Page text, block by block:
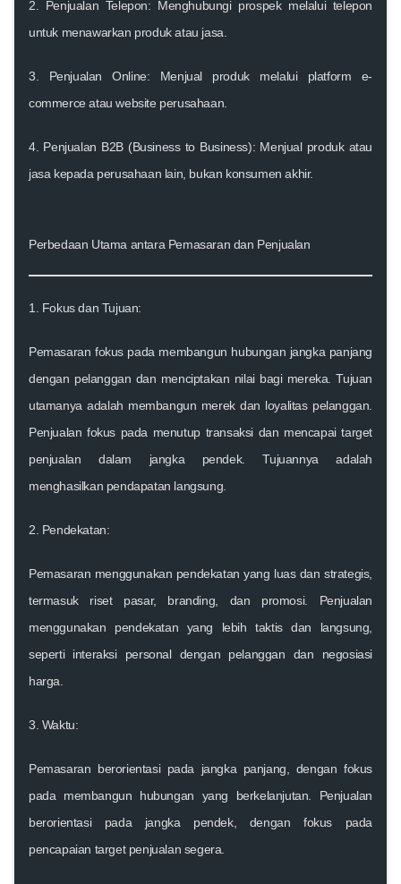
2. Penjualan Telepon: Menghubungi prospek melalui telepon
untuk menawarkan produk atau jasa.
3. Penjualan Online: Menjual produk melalui platform e-
commerce atau website perusahaan.
4. Penjualan B2B (Business to Business): Menjual produk atau
jasa kepada perusahaan lain, bukan konsumen akhir.
Perbedaan Utama antara Pemasaran dan Penjualan
1. Fokus dan Tujuan:
Pemasaran fokus pada membangun hubungan jangka panjang
dengan pelanggan dan menciptakan nilai bagi mereka. Tujuan
utamanya adalah membangun merek dan loyalitas pelanggan.
Penjualan fokus pada menutup transaksi dan mencapai target
penjualan dalam jangka pendek. Tujuannya adalah
menghasilkan pendapatan langsung.
2. Pendekatan:
Pemasaran menggunakan pendekatan yang luas dan strategis,
termasuk riset pasar, branding, dan promosi. Penjualan
menggunakan pendekatan yang lebih taktis dan langsung,
seperti interaksi personal dengan pelanggan dan negosiasi
harga.
3. Waktu:
Pemasaran berorientasi pada jangka panjang, dengan fokus
pada membangun hubungan yang berkelanjutan. Penjualan
berorientasi pada jangka pendek, dengan fokus pada
pencapaian target penjualan segera.